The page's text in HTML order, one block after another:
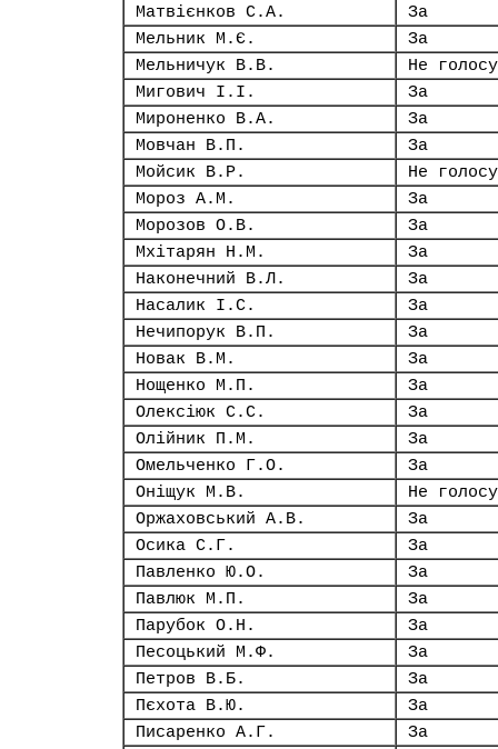
Матвієнков С.А.
За
Мельник М.Є.
За
Мельничук В.В.
Не
Мигович І.І.
За
Мироненко В.А.
За
Мовчан В.П.
За
Мойсик В.Р.
Не
Мороз А.М.
За
Морозов О.В.
За
Мхітарян Н.М.
За
Наконечний В.Л.
За
Насалик І.С.
За
Нечипорук В.П.
За
Новак В.М.
За
Нощенко М.П.
За
Олексіюк С.С.
За
Олійник П.М.
За
Омельченко Г.О.
За
Оніщук М.В.
Не
Оржаховський А.В.
За
Осика С.Г.
За
Павленко Ю.О.
За
Павлюк М.П.
За
Парубок О.Н.
За
Песоцький М.Ф.
За
Петров В.Б.
За
Пєхота В.Ю.
За
Писаренко А.Г.
За